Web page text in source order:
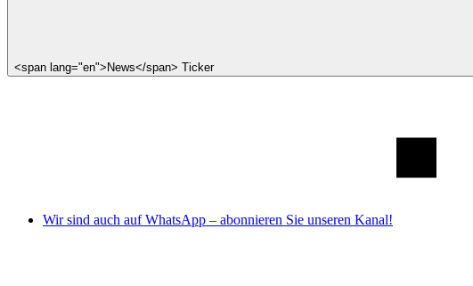
<span lang="en">News</span> Ticker
Wir sind auch auf WhatsApp – abonnieren Sie unseren Kanal!